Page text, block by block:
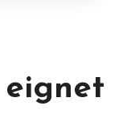
eignet